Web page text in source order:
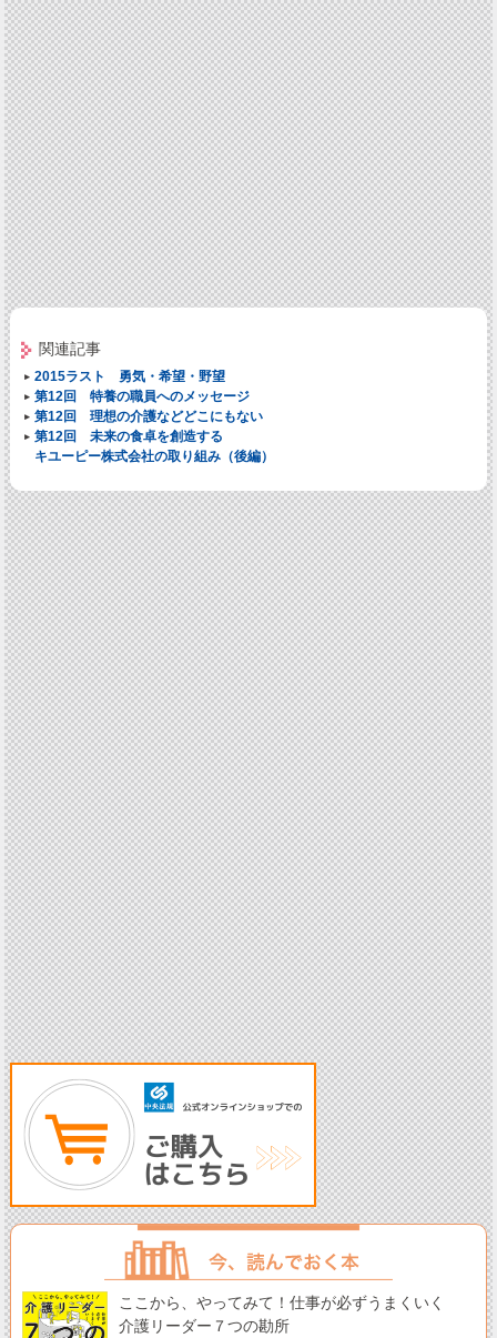
関連記事
2015ラスト 勇気・希望・野望
第12回 特養の職員へのメッセージ
第12回 理想の介護などどこにもない
第12回 未来の食卓を創造する
キユーピー株式会社の取り組み（後編）
ここから、やってみて！仕事が必ずうまくいく
介護リーダー７つの勘所